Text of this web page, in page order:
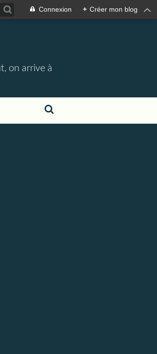
Connexion + Créer mon blog
on arrive à